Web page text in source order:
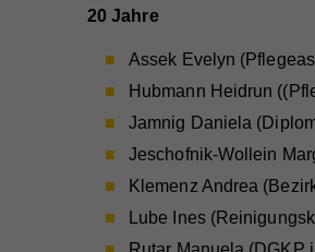
20 Jahre
Assek Evelyn
Hubmann Heidrun
Jamnig Daniela
Jeschofnik-Wollein
Klemenz Andrea
Lube Ines
Art